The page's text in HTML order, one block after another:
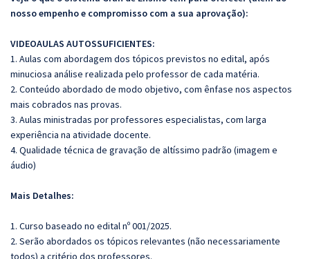
nosso empenho e compromisso com a sua aprovação):
VIDEOAULAS AUTOSSUFICIENTES:
1. Aulas com abordagem dos tópicos previstos no edital, após
minuciosa análise realizada pelo professor de cada matéria.
2. Conteúdo abordado de modo objetivo, com ênfase nos aspectos
mais cobrados nas provas.
3. Aulas ministradas por professores especialistas, com larga
experiência na atividade docente.
4. Qualidade técnica de gravação de altíssimo padrão (imagem e
áudio)
Mais Detalhes:
1. Curso baseado no edital nº 001/2025.
2. Serão abordados os tópicos relevantes (não necessariamente
todos) a critério dos professores.